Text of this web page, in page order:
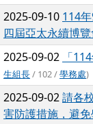
2025-09-10 114
四屆亞太永續博
2025-09-02 「
生組長/ 102 /學務處)
2025-09-02請各
害防護措施，避